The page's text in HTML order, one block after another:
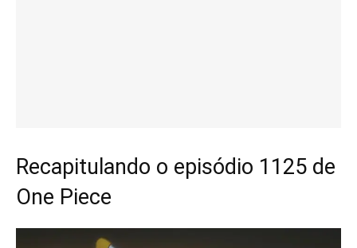
Recapitulando o episódio 1125 de
One Piece